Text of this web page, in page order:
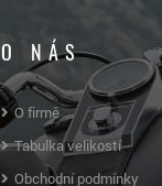
O NÁS
O firmě
Tabulka velikostí
Obchodní podmínky